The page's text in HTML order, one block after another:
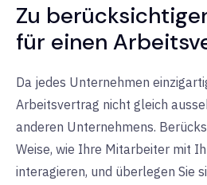
Zu
für einen
Da jedes Unternehmen
Arbeitsvertrag nicht gleich
anderen Unternehmens.
Weise, wie Ihre Mitarbeiter mit
interagieren, und überlegen Sie